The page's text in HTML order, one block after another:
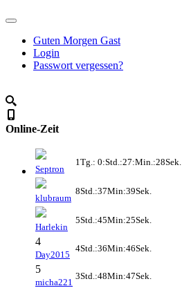
Guten Morgen Gast
Login
Passwort vergessen?
Online-Zeit
Septron
1Tg.: 0:Std.:27:Min.:28Sek.
klubraum
8Std.:37Min:39Sek.
Harlekin
5Std.:45Min:25Sek.
4
Day2015
4Std.:36Min:46Sek.
5
micha221
3Std.:48Min:47Sek.